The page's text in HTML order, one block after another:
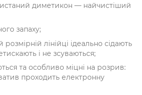
диметикон — найчистіший
запаху;
лінійці ідеально сідають
і не зсуваються;
та особливо міцні на розрив:
проходить електронну